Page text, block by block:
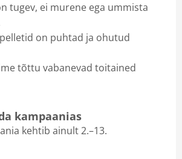
tugev, ei murene ega ummista
on puhtad ja ohutud
tõttu vabanevad toitained
kampaanias
kehtib ainult 2.–13.